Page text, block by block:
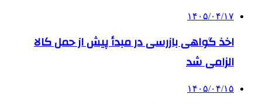
۱۴۰۵/۰۴/۱۷
اخذ گواهی بازرسی در مبدأ پیش از حمل کالا
الزامی شد
۱۴۰۵/۰۴/۱۵